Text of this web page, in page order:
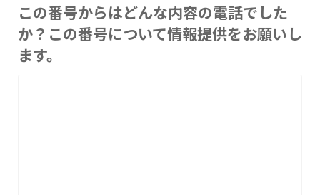
この番号からはどんな内容の電話でした
か？この番号について情報提供をお願いし
ます。